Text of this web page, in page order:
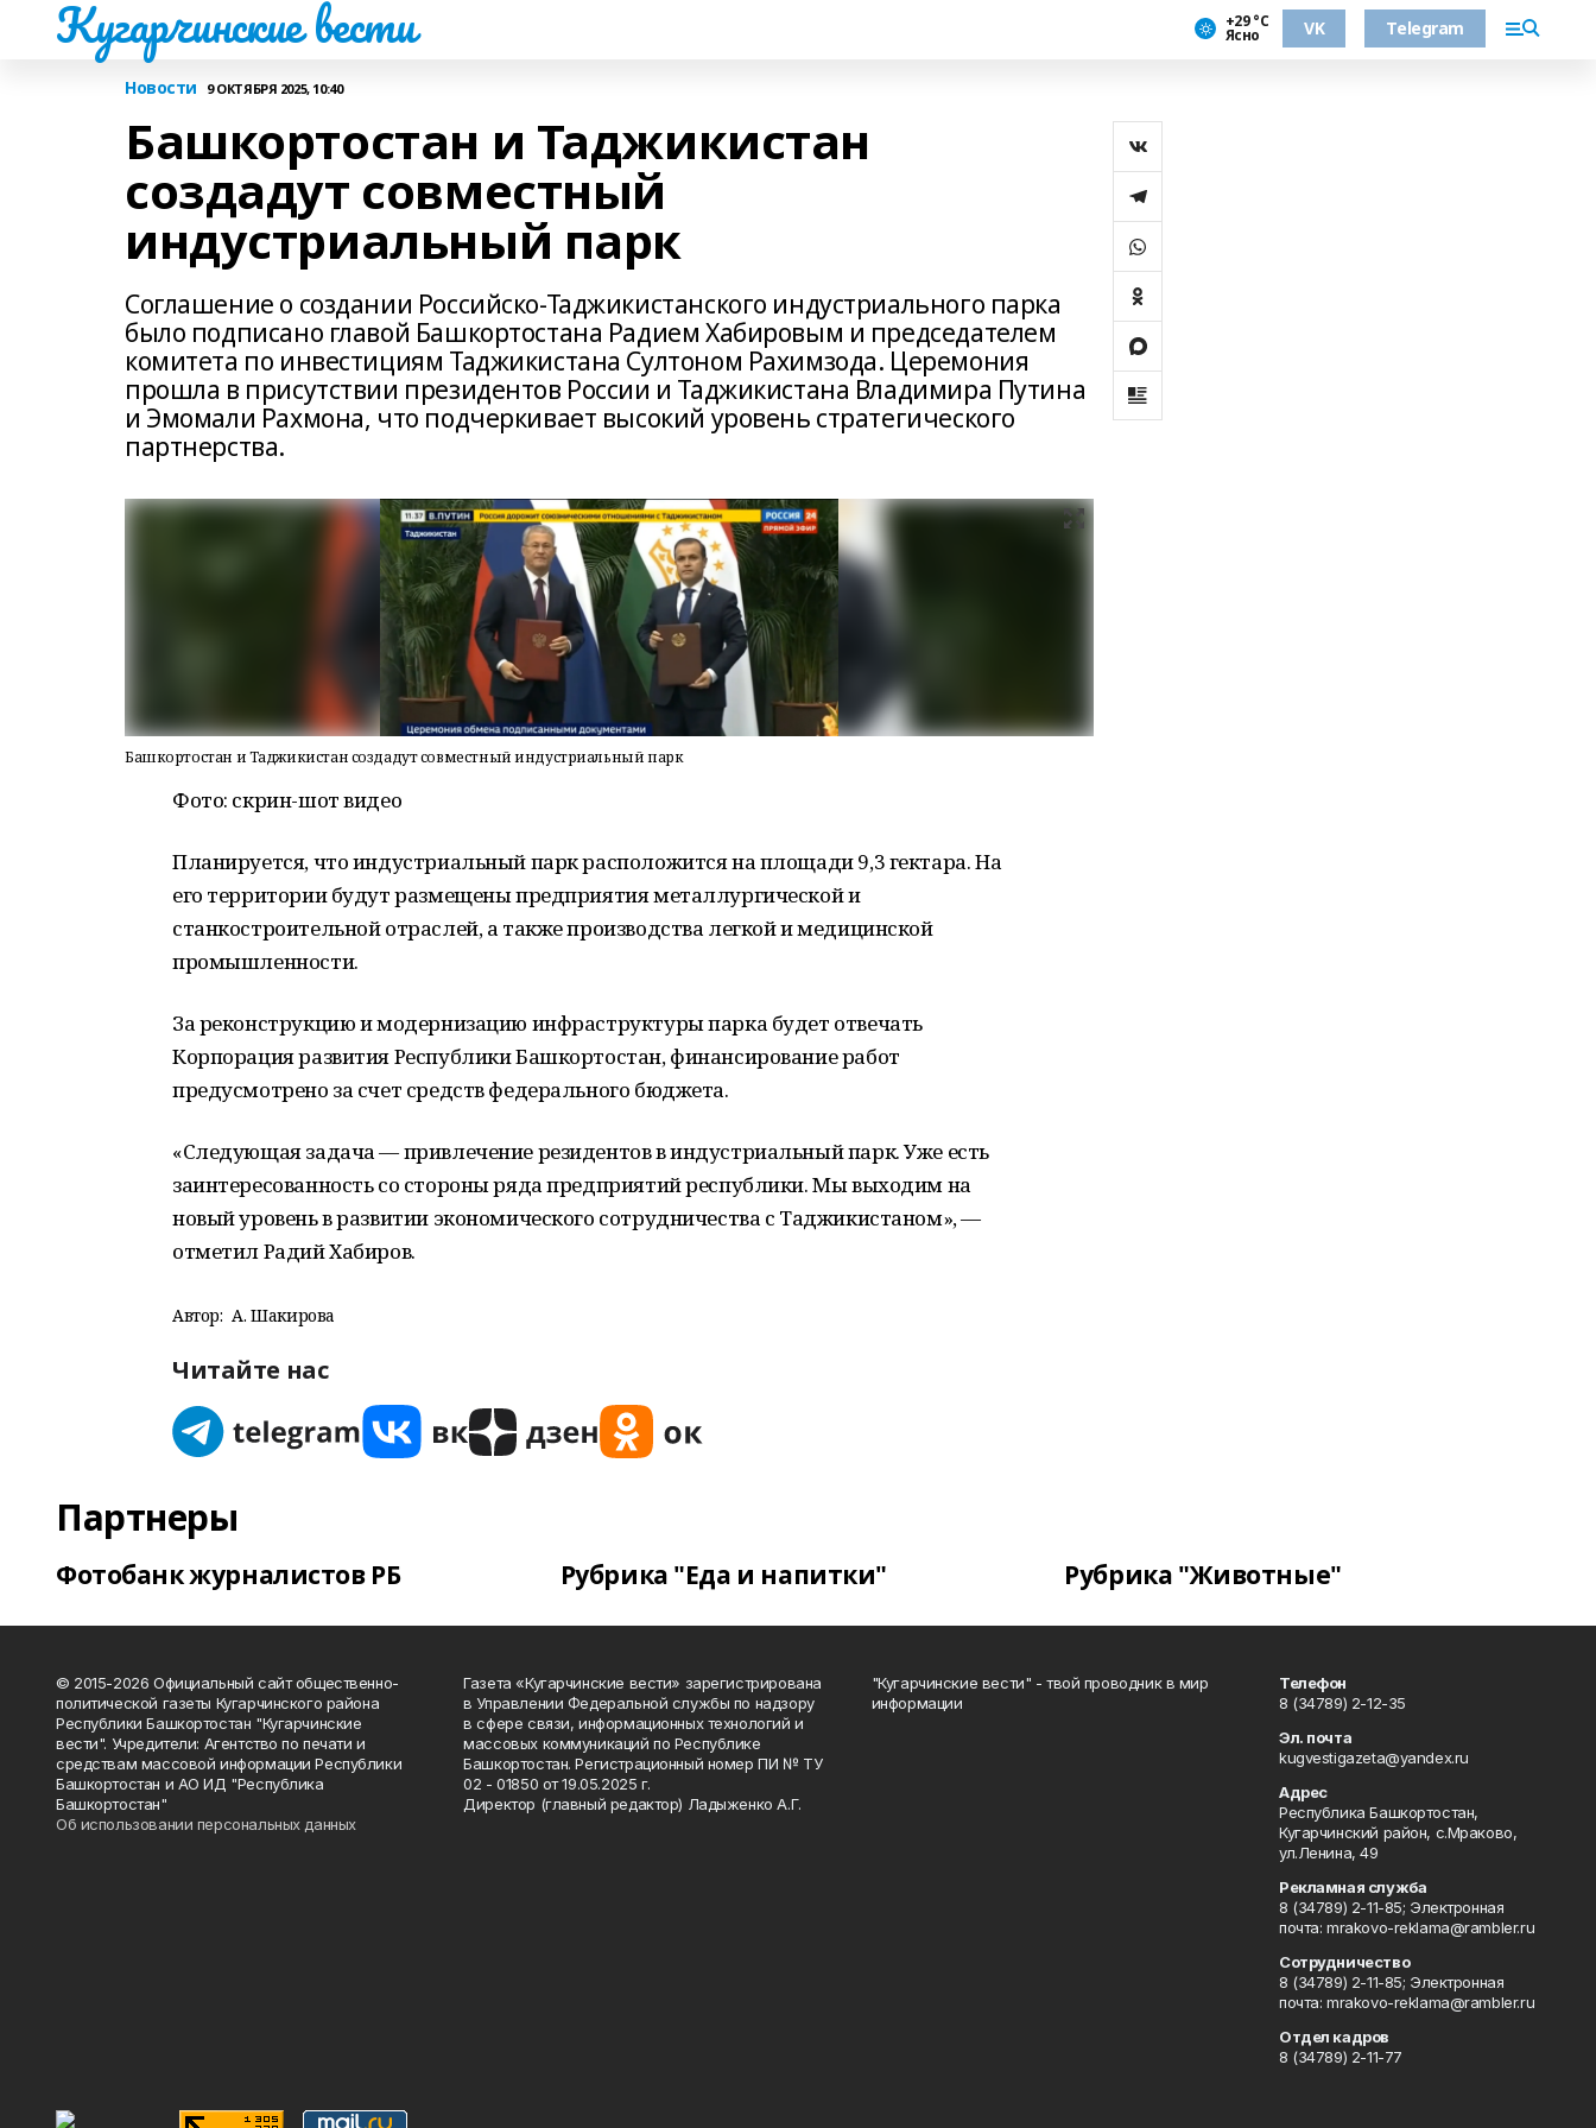
Кугарчинские вести +29 °С
Ясно VK Telegram
Новости 9 ОКТЯБРЯ 2025, 10:40
Башкортостан и Таджикистан
создадут совместный
индустриальный парк
Соглашение о создании Российско-Таджикистанского индустриального парка
было подписано главой Башкортостана Радием Хабировым и председателем
комитета по инвестициям Таджикистана Султоном Рахимзода. Церемония
прошла в присутствии президентов России и Таджикистана Владимира Путина
и Эмомали Рахмона, что подчеркивает высокий уровень стратегического
партнерства.
Башкортостан и Таджикистан создадут совместный индустриальный парк
Фото: скрин-шот видео
Планируется, что индустриальный парк расположится на площади 9,3 гектара. На
его территории будут размещены предприятия металлургической и
станкостроительной отраслей, а также производства легкой и медицинской
промышленности.
За реконструкцию и модернизацию инфраструктуры парка будет отвечать
Корпорация развития Республики Башкортостан, финансирование работ
предусмотрено за счет средств федерального бюджета.
«Следующая задача — привлечение резидентов в индустриальный парк. Уже есть
заинтересованность со стороны ряда предприятий республики. Мы выходим на
новый уровень в развитии экономического сотрудничества с Таджикистаном», —
отметил Радий Хабиров.
Автор: А. Шакирова
Читайте нас
Партнеры
Фотобанк журналистов РБ Рубрика "Еда и напитки" Рубрика "Животные"
© 2015-2026 Официальный сайт общественно-
политической газеты Кугарчинского района
Республики Башкортостан "Кугарчинские
вести". Учредители: Агентство по печати и
средствам массовой информации Республики
Башкортостан и АО ИД "Республика
Башкортостан"
Об использовании персональных данных
Газета «Кугарчинские вести» зарегистрирована
в Управлении Федеральной службы по надзору
в сфере связи, информационных технологий и
массовых коммуникаций по Республике
Башкортостан. Регистрационный номер ПИ № ТУ
02 - 01850 от 19.05.2025 г.
Директор (главный редактор) Ладыженко А.Г.
"Кугарчинские вести" - твой проводник в мир
информации
Телефон
8 (34789) 2-12-35
Эл. почта
kugvestigazeta@yandex.ru
Адрес
Республика Башкортостан,
Кугарчинский район, с.Мраково,
ул.Ленина, 49
Рекламная служба
8 (34789) 2-11-85; Электронная
почта: mrakovo-reklama@rambler.ru
Сотрудничество
8 (34789) 2-11-85; Электронная
почта: mrakovo-reklama@rambler.ru
Отдел кадров
8 (34789) 2-11-77